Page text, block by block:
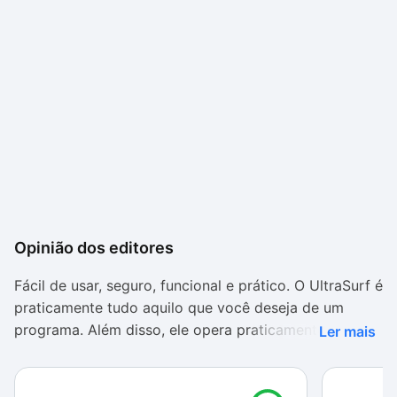
Opinião dos editores
Fácil de usar, seguro, funcional e prático. O UltraSurf é
praticamente tudo aquilo que você deseja de um
programa. Além disso, ele opera praticamente
configurá-lo ou gerenciar rastros.
Ler mais